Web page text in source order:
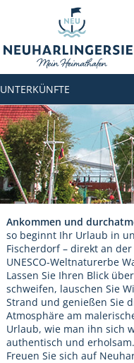
UNTERKÜNFTE
Ankommen und
so beginnt Ihr Urlaub in
Fischerdorf – direkt an
UNESCO-Weltnaturerbe
Lassen Sie Ihren Blick
schweifen, lauschen Sie
Strand und genießen Sie
Atmosphäre am
Urlaub, wie man ihn sich
authentisch und erholsam.
Freuen Sie sich auf